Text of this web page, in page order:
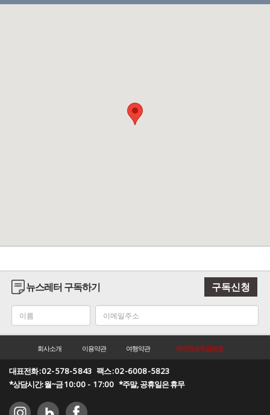
뉴스레터 구독하기 구독신청
회사소개 이용약관 여행약관 개인정보취급방침
대표전화 :02-578-5843 팩스 :02-6008-5823
*상담시간: 월~금10:00 - 17:00 *주말, 공휴일은 휴무